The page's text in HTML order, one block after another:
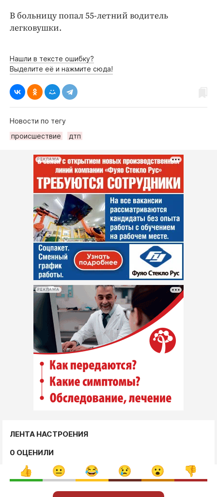
В больницу попал 55-летний водитель
легковушки.
Нашли в тексте ошибку?
Выделите её и нажмите сюда!
Новости по тегу
происшествие
дтп
РЕКЛАМА
РЕКЛАМА
ЛЕНТА НАСТРОЕНИЯ
0 ОЦЕНИЛИ